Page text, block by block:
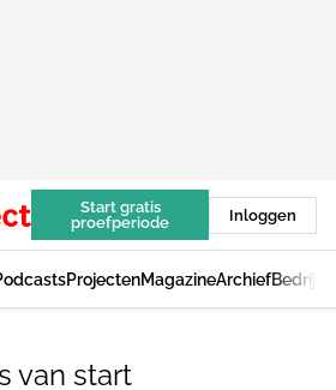
Start gratis
proefperiode
Inloggen
ProjectenMagazineArchief
van start